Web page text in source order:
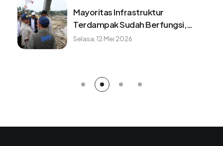
Benarkah minum kopi setiap pagi
baik untuk kesehatan? ini faktanya
Minggu, 9 Agustus 2026